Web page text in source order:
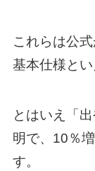
これらは公
基本仕様とい
とはいえ「
明で、10％
す。